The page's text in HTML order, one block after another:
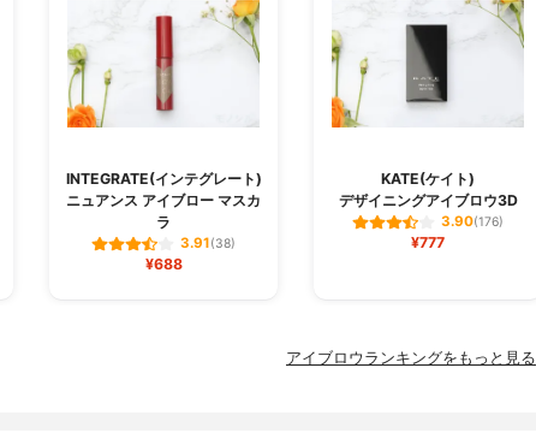
INTEGRATE(インテグレート)
ニュアンス アイブロー マスカ
ラ
3.91(38)
¥688
KATE(ケイト)
デザイニングアイブロウ3D
3.90(176)
¥777
アイブロウランキングをもっと見る